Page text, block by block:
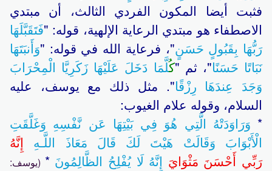
فثبت أيضا المكون الفردي الثالث، أن مبتدي
الاصطفاء هو مبتدي الرعاية الإلهية، قوله: "فَتَقَبَّلَهَا
رَبُّهَا بِقَبُولٍ حَسَنٍ"، فرعاية الله في قوله: "وَأَنبَتَهَا
نَبَاتًا حَسَنًا"، ثم "كُلَّمَا دَخَلَ عَلَيْهَا زَكَرِيَّا الْمِحْرَابَ
وَجَدَ عِندَهَا رِزْقًا". مثل ذلك مع يوسف، عليه
السلام، وقوله علام الغيوب:
* وَرَاوَدَتْهُ الَّتِي هُوَ فِي بَيْتِهَا عَن نَّفْسِهِ وَغَلَّقَتِ
الْأَبْوَابَ وَقَالَتْ هَيْتَ لَكَ قَالَ مَعَاذَ اللَّـهِ إِنَّهُ
رَبِّي أَحْسَنَ مَثْوَايَ إِنَّهُ لَا يُفْلِحُ الظَّالِمُونَ * (يوسف: